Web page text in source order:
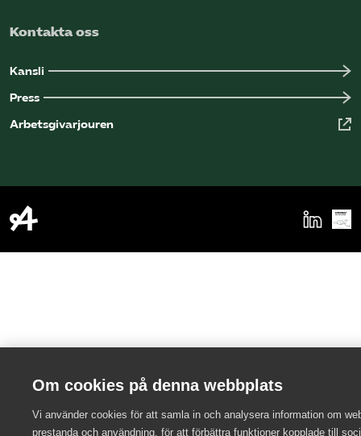
Kontakta oss
Kansli
Press
Arbetsgivarjouren
Om cookies på denna webbplats
Vi använder cookies för att samla in och analysera information om
prestanda och användning, för att förbättra funktioner kopplade till